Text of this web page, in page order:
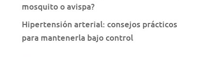
mosquito o avispa?
Hipertensión arterial: consejos prácticos
para mantenerla bajo control